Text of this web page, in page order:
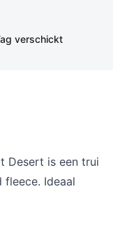
verschickt
Desert is een trui
fleece. Ideaal